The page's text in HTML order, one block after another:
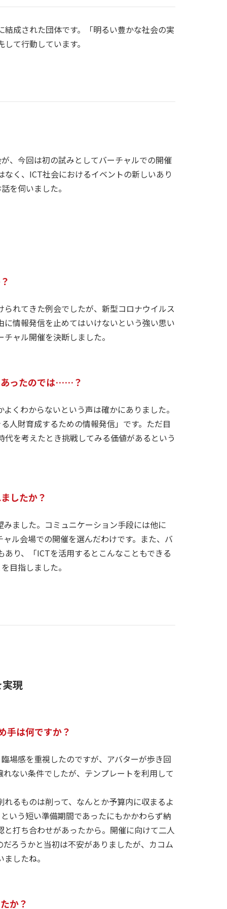
成された団体です。「明るい豊かな社会の実
て行動しています。
、今回は初の試みとしてバーチャルでの開催
く、ICT社会におけるイベントの新しいあり
を伺いました。
れてきた例会でしたが、新型コロナウイルス
情報発信を止めてはいけないという強い思い
ャル開催を決断しました。
あったのでは……？
くわからないという声は確かにありました。
人財育成するための情報発信」です。ただ目
を考えたとき挑戦してみる価値があるという
したか？
ました。コミュニケーション手段には他に
ル会場での開催を選んだわけです。また、バ
り、「ICTを活用するとこんなこともできる
目指しました。
現
手は何ですか？
場感を重視したのですが、アバターが歩き回
ない条件でしたが、テンプレートを利用して
るものは削って、なんとか予算内に収まるよ
いう短い準備期間であったにもかかわらず納
打ち合わせがあったから。開催に向けて二人
ろうかと当初は不安がありましたが、カコム
したね。
か？